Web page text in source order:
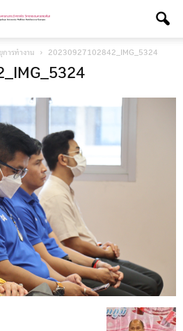
ารทำงาน 20230927102842_IMG_5324